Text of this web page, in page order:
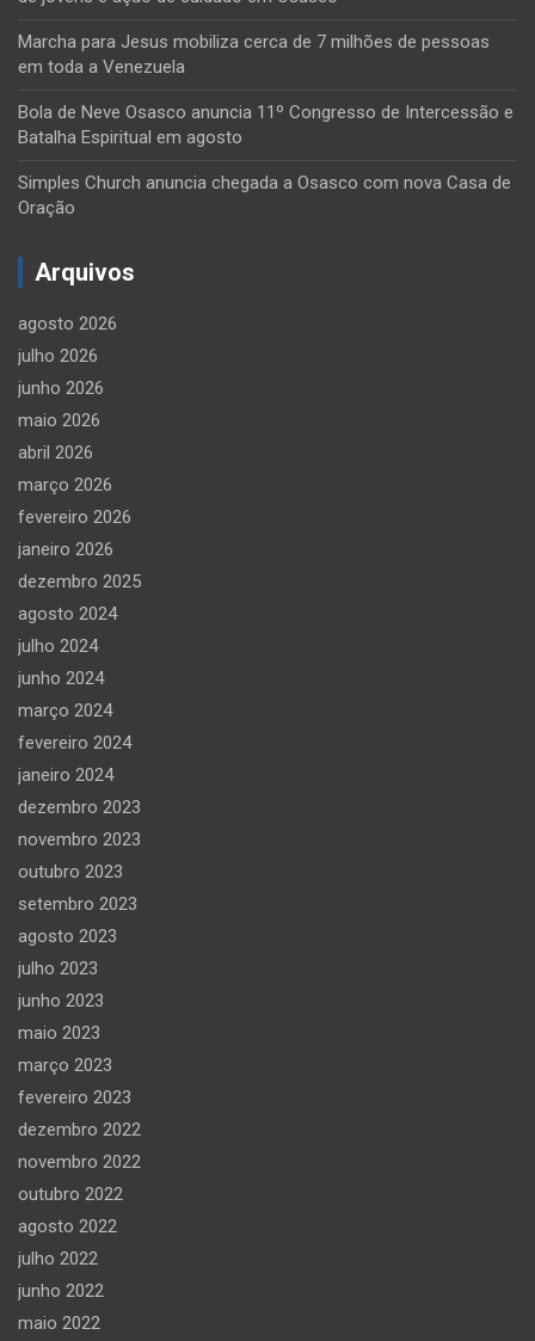
Marcha para Jesus mobiliza cerca de 7 milhões de pessoas
em toda a Venezuela
Bola de Neve Osasco anuncia 11º Congresso de Intercessão e
Batalha Espiritual em agosto
Simples Church anuncia chegada a Osasco com nova Casa de
Oração
Arquivos
agosto 2026
julho 2026
junho 2026
maio 2026
abril 2026
março 2026
fevereiro 2026
janeiro 2026
dezembro 2025
agosto 2024
julho 2024
junho 2024
março 2024
fevereiro 2024
janeiro 2024
dezembro 2023
novembro 2023
outubro 2023
setembro 2023
agosto 2023
julho 2023
junho 2023
maio 2023
março 2023
fevereiro 2023
dezembro 2022
novembro 2022
outubro 2022
agosto 2022
julho 2022
junho 2022
maio 2022